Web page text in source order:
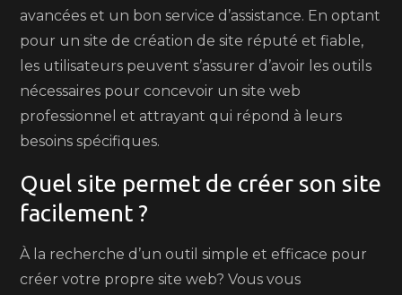
avancées et un bon service d’assistance. En optant
pour un site de création de site réputé et fiable,
les utilisateurs peuvent s’assurer d’avoir les outils
nécessaires pour concevoir un site web
professionnel et attrayant qui répond à leurs
besoins spécifiques.
Quel site permet de créer son site
facilement ?
À la recherche d’un outil simple et efficace pour
créer votre propre site web? Vous vous